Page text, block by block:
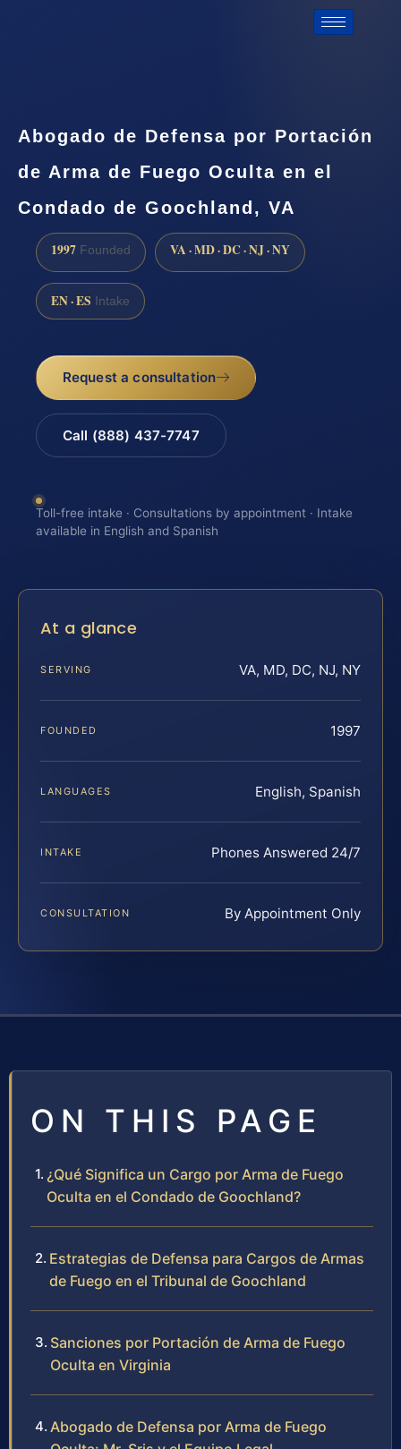
Abogado de Defensa por Portación
de Arma de Fuego Oculta en el
Condado de Goochland, VA
1997 Founded VA · MD · DC · NJ · NY
EN · ES Intake
Request a consultation
Call (888) 437-7747
Toll-free intake · Consultations by appointment · Intake
available in English and Spanish
At a glance
SERVING VA, MD, DC, NJ, NY
FOUNDED 1997
LANGUAGES English, Spanish
INTAKE Phones Answered 24/7
CONSULTATION By Appointment Only
ON THIS PAGE
¿Qué Significa un Cargo por Arma de Fuego
Oculta en el Condado de Goochland?
Estrategias de Defensa para Cargos de Armas
de Fuego en el Tribunal de Goochland
Sanciones por Portación de Arma de Fuego
Oculta en Virginia
Abogado de Defensa por Arma de Fuego